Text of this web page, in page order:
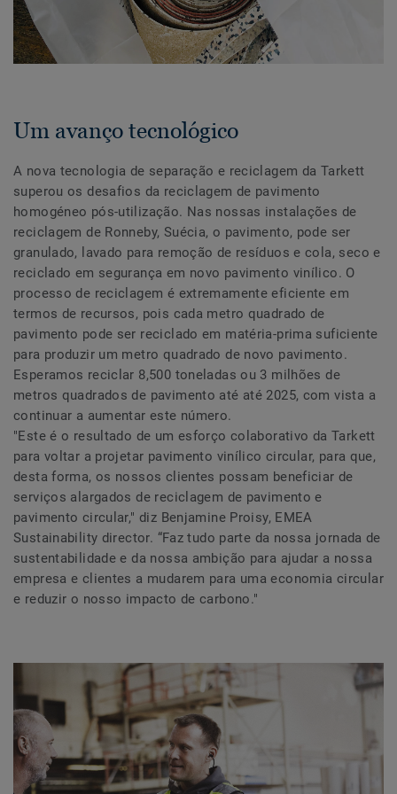
Um avanço tecnológico
A nova tecnologia de separação e reciclagem da Tarkett
superou os desafios da reciclagem de pavimento
homogéneo pós-utilização. Nas nossas instalações de
reciclagem de Ronneby, Suécia, o pavimento, pode ser
granulado, lavado para remoção de resíduos e cola, seco e
reciclado em segurança em novo pavimento vinílico. O
processo de reciclagem é extremamente eficiente em
termos de recursos, pois cada metro quadrado de
pavimento pode ser reciclado em matéria-prima suficiente
para produzir um metro quadrado de novo pavimento.
Esperamos reciclar 8,500 toneladas ou 3 milhões de
metros quadrados de pavimento até até 2025, com vista a
continuar a aumentar este número.
"Este é o resultado de um esforço colaborativo da Tarkett
para voltar a projetar pavimento vinílico circular, para que,
desta forma, os nossos clientes possam beneficiar de
serviços alargados de reciclagem de pavimento e
pavimento circular," diz Benjamine Proisy, EMEA
Sustainability director. “Faz tudo parte da nossa jornada de
sustentabilidade e da nossa ambição para ajudar a nossa
empresa e clientes a mudarem para uma economia circular
e reduzir o nosso impacto de carbono."